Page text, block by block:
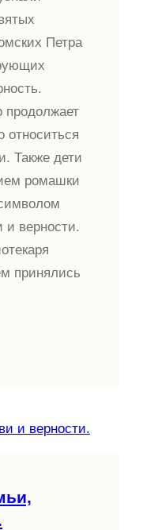
Петра
продолжает
относиться
Также дети
ромашки
и верности.
принялись